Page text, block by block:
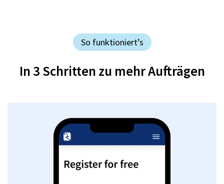
So funktioniert’s
In 3 Schritten zu mehr Aufträgen